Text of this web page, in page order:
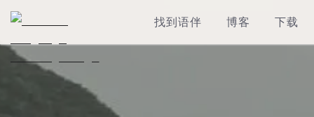
找到语伴 博客 下载